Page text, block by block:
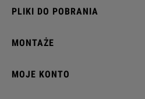
PLIKI DO POBRANIA
MONTAŻE
MOJE KONTO